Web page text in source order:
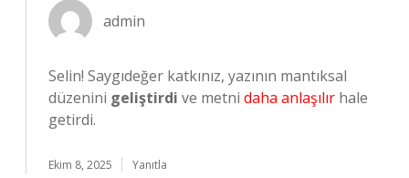
admin
Selin! Saygıdeğer katkınız, yazının mantıksal
düzenini geliştirdi ve metni daha anlaşılır hale
getirdi.
Ekim 8, 2025 Yanıtla